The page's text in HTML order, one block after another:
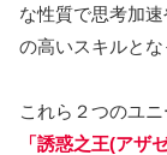
な性質で思考加
の高いスキルとな
これら２つのユ
「誘惑之王(アザ